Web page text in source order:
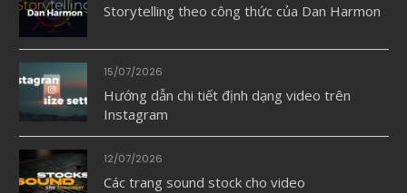
Storytelling theo công thức của Dan Harmon
15/07/2026
Hướng dẫn chi tiết định dạng video trên
Instagram
12/07/2026
Các trang sound stock cho video